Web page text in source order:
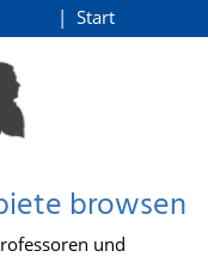
Start
browsen
und